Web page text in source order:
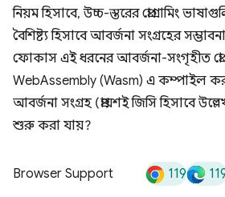
নিয়ম হিসাবে, উচ্চ-স্তরের প্রোগ্রামিং
বৈশিষ্ট্য হিসাবে আবর্জনা সংগ্রহের
ফোকাস এই ধরনের আবর্জনা-সংগৃহীত
WebAssembly (Wasm) এ কম্পাইল
আবর্জনা সংগ্রহ (প্রায়শই জিসি হিসাবে
শুরু করা যায়?
Browser Support 119